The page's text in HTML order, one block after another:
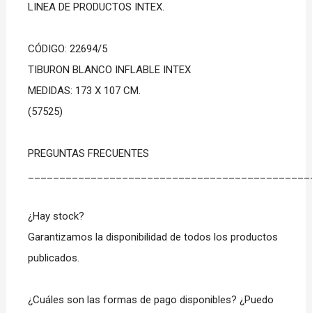
LINEA DE PRODUCTOS INTEX.
CÓDIGO: 22694/5
TIBURON BLANCO INFLABLE INTEX
MEDIDAS: 173 X 107 CM.
(57525)
PREGUNTAS FRECUENTES
¿Hay stock?
Garantizamos la disponibilidad de todos los productos
publicados.
¿Cuáles son las formas de pago disponibles? ¿Puedo